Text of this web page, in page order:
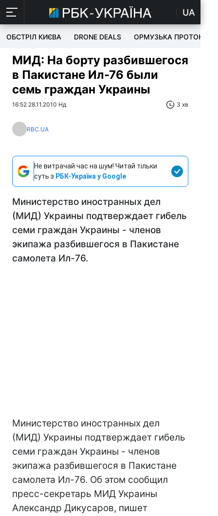
UA
ОБСТРІЛ КИЄВА DRONE DEALS ОРМУЗЬКА ПРОТОКА
МИД: На борту разбившегося
в Пакистане Ил-76 были
семь граждан Украины
16:52 28.11.2010 Нд 3 хв
RBC.UA
Не витрачай час на шум! Читай тільки
суть з РБК-Україна у Google
Министерство иностранных дел
(МИД) Украины подтверждает гибель
семи граждан Украины - членов
экипажа разбившегося в Пакистане
самолета Ил-76.
Министерство иностранных дел
(МИД) Украины подтверждает гибель
семи граждан Украины - членов
экипажа разбившегося в Пакистане
самолета Ил-76. Об этом сообщил
пресс-секретарь МИД Украины
Александр Дикусаров, пишет